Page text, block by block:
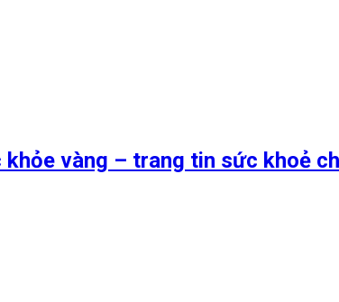
khỏe vàng – trang tin sức khoẻ